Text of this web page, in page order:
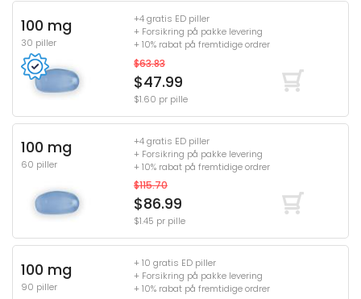
100 mg
30 piller
+4 gratis ED piller
+ Forsikring på pakke levering
+ 10% rabat på fremtidige ordrer
$63.83
$47.99
$1.60 pr pille
100 mg
60 piller
+4 gratis ED piller
+ Forsikring på pakke levering
+ 10% rabat på fremtidige ordrer
$115.70
$86.99
$1.45 pr pille
100 mg
90 piller
+ 10 gratis ED piller
+ Forsikring på pakke levering
+ 10% rabat på fremtidige ordrer